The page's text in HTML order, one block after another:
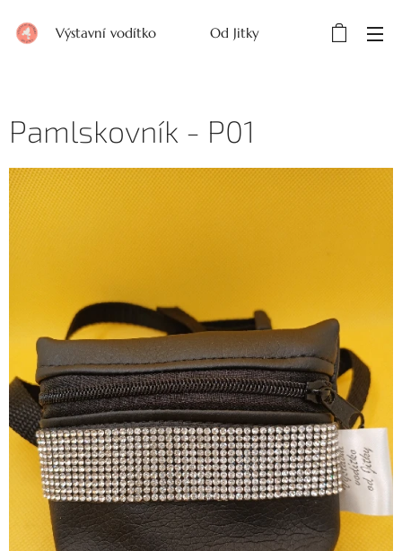
Výstavní vodítko Od Jitky
Pamlskovník - P01